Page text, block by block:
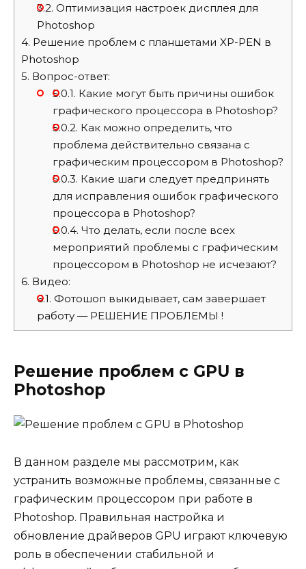
3.2. Оптимизация настроек дисплея для
Photoshop
4. Решение проблем с планшетами XP-PEN в
Photoshop
5. Вопрос-ответ:
5.0.1. Какие могут быть причины ошибок
графического процессора в Photoshop?
5.0.2. Как можно определить, что
проблема действительно связана с
графическим процессором в Photoshop?
5.0.3. Какие шаги следует предпринять
для исправления ошибок графического
процессора в Photoshop?
5.0.4. Что делать, если после всех
мероприятий проблемы с графическим
процессором в Photoshop не исчезают?
6. Видео:
6.1. Фотошоп выкидывает, сам завершает
работу — РЕШЕНИЕ ПРОБЛЕМЫ !
Решение проблем с GPU в
Photoshop
В данном разделе мы рассмотрим, как
устранить возможные проблемы, связанные с
графическим процессором при работе в
Photoshop. Правильная настройка и
обновление драйверов GPU играют ключевую
роль в обеспечении стабильной и